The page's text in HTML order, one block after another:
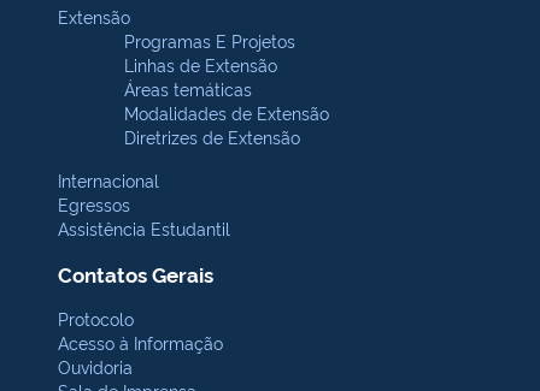
Extensão
Programas E Projetos
Linhas de Extensão
Áreas temáticas
Modalidades de Extensão
Diretrizes de Extensão
Internacional
Egressos
Assistência Estudantil
Contatos Gerais
Protocolo
Acesso à Informação
Ouvidoria